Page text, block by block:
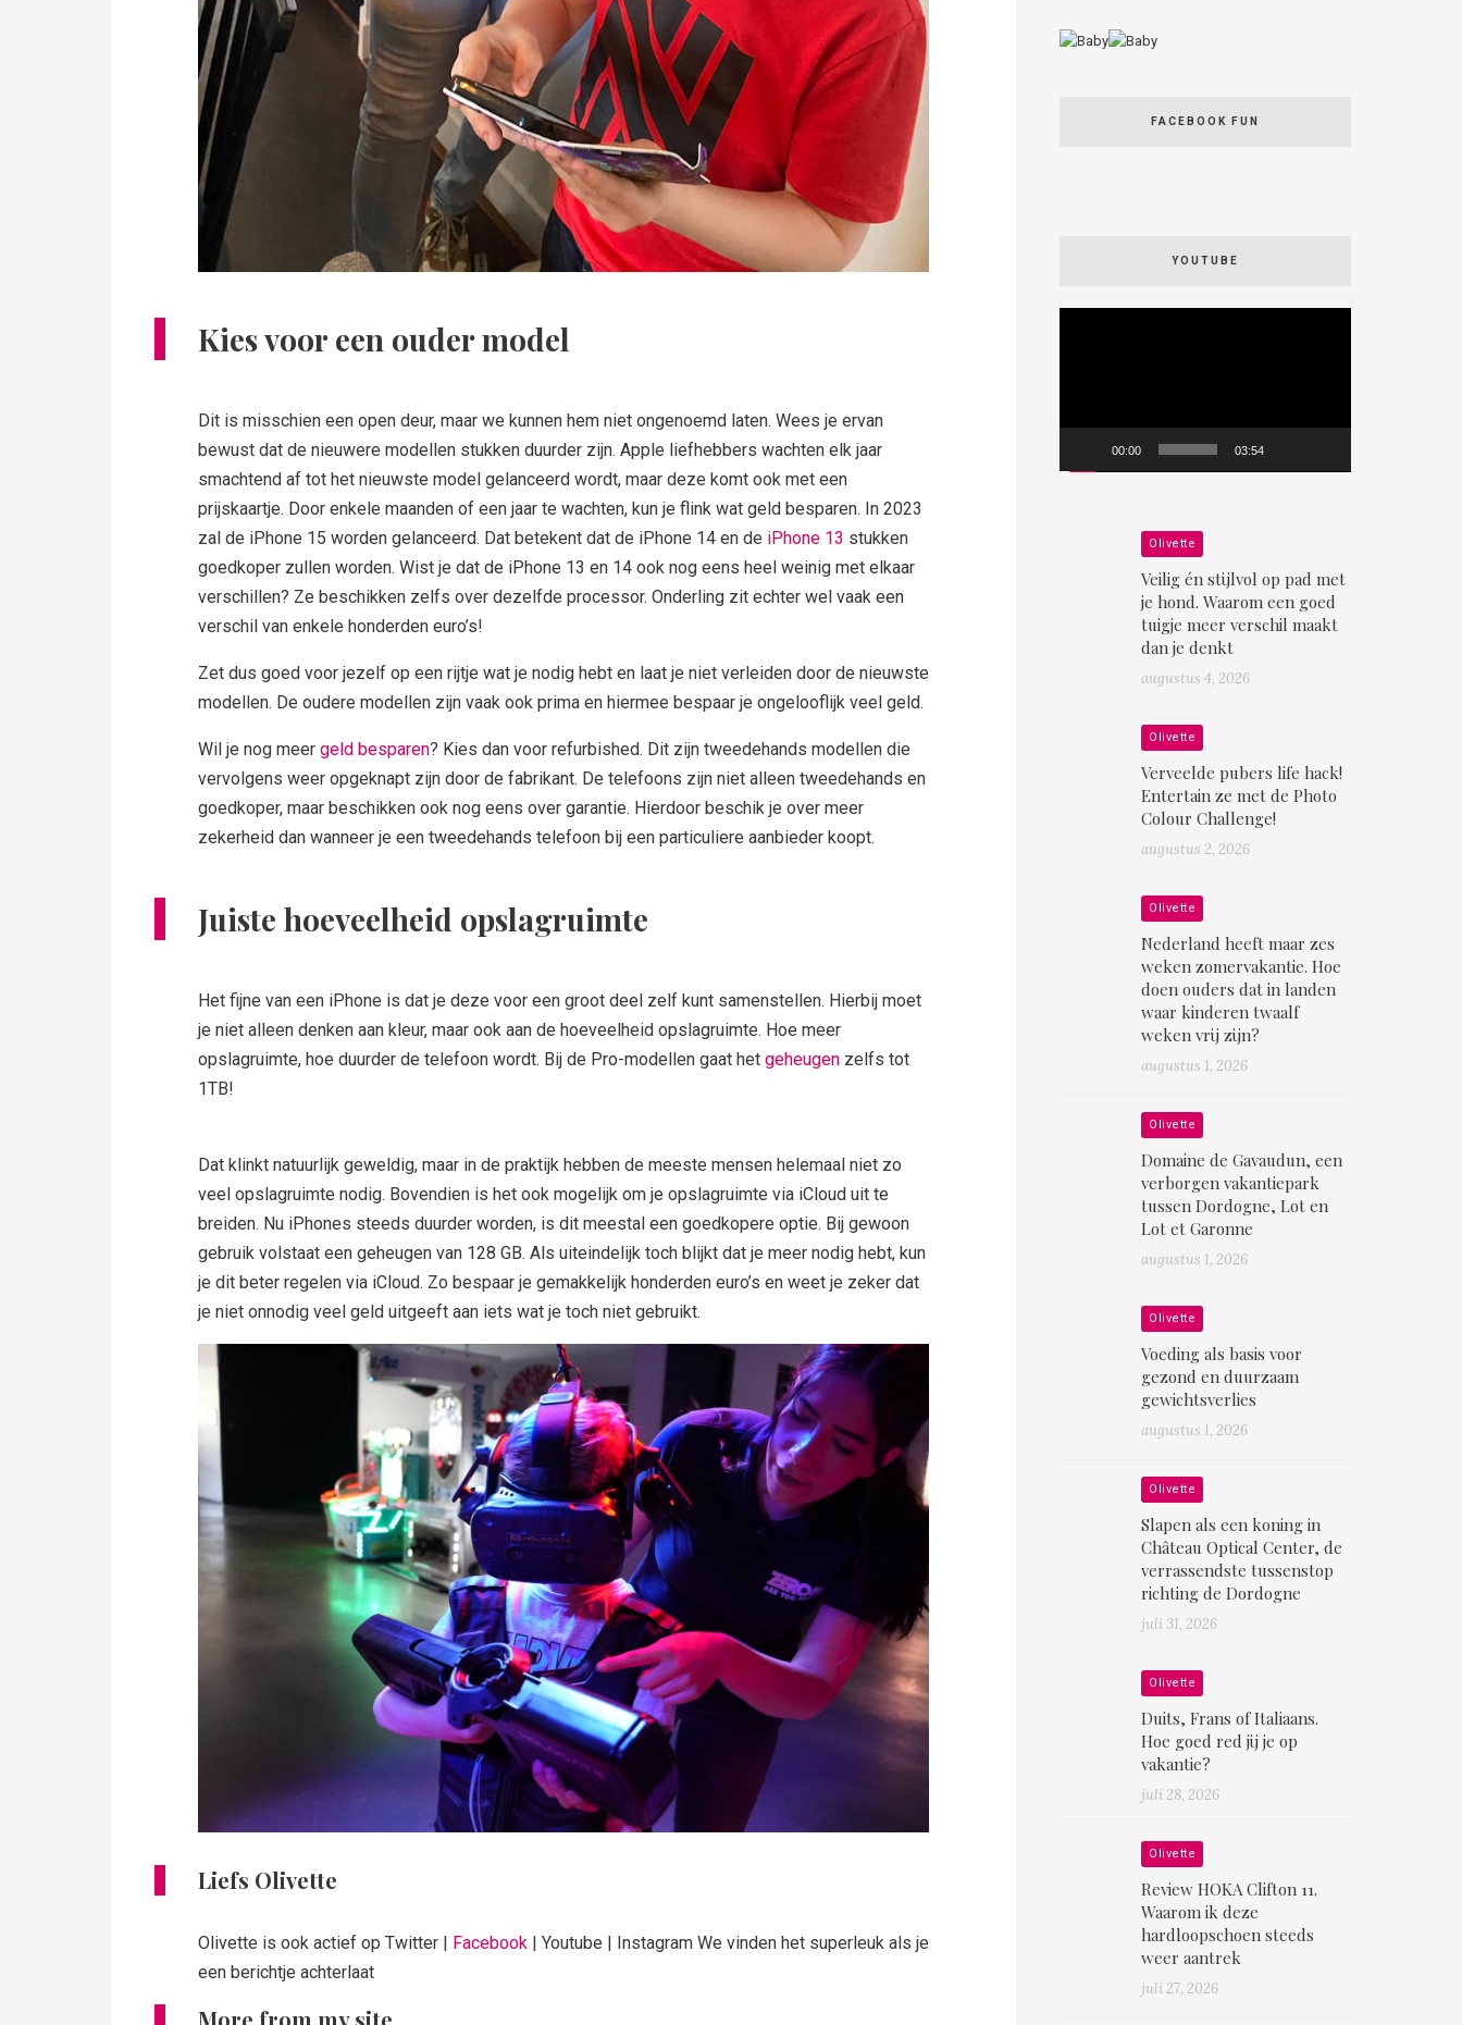
Kies voor een ouder model
Dit is misschien een open deur, maar we kunnen hem niet ongenoemd laten. Wees je ervan
bewust dat de nieuwere modellen stukken duurder zijn. Apple liefhebbers wachten elk jaar
smachtend af tot het nieuwste model gelanceerd wordt, maar deze komt ook met een
prijskaartje. Door enkele maanden of een jaar te wachten, kun je flink wat geld besparen. In 2023
zal de iPhone 15 worden gelanceerd. Dat betekent dat de iPhone 14 en de iPhone 13 stukken
goedkoper zullen worden. Wist je dat de iPhone 13 en 14 ook nog eens heel weinig met elkaar
verschillen? Ze beschikken zelfs over dezelfde processor. Onderling zit echter wel vaak een
verschil van enkele honderden euro’s!
Zet dus goed voor jezelf op een rijtje wat je nodig hebt en laat je niet verleiden door de nieuwste
modellen. De oudere modellen zijn vaak ook prima en hiermee bespaar je ongelooflijk veel geld.
Wil je nog meer geld besparen? Kies dan voor refurbished. Dit zijn tweedehands modellen die
vervolgens weer opgeknapt zijn door de fabrikant. De telefoons zijn niet alleen tweedehands en
goedkoper, maar beschikken ook nog eens over garantie. Hierdoor beschik je over meer
zekerheid dan wanneer je een tweedehands telefoon bij een particuliere aanbieder koopt.
Juiste hoeveelheid opslagruimte
Het fijne van een iPhone is dat je deze voor een groot deel zelf kunt samenstellen. Hierbij moet
je niet alleen denken aan kleur, maar ook aan de hoeveelheid opslagruimte. Hoe meer
opslagruimte, hoe duurder de telefoon wordt. Bij de Pro-modellen gaat het geheugen zelfs tot
1TB!
Dat klinkt natuurlijk geweldig, maar in de praktijk hebben de meeste mensen helemaal niet zo
veel opslagruimte nodig. Bovendien is het ook mogelijk om je opslagruimte via iCloud uit te
breiden. Nu iPhones steeds duurder worden, is dit meestal een goedkopere optie. Bij gewoon
gebruik volstaat een geheugen van 128 GB. Als uiteindelijk toch blijkt dat je meer nodig hebt, kun
je dit beter regelen via iCloud. Zo bespaar je gemakkelijk honderden euro’s en weet je zeker dat
je niet onnodig veel geld uitgeeft aan iets wat je toch niet gebruikt.
Liefs Olivette
Olivette is ook actief op Twitter | Facebook | Youtube | Instagram We vinden het superleuk als je
een berichtje achterlaat
More from my site
FACEBOOK FUN
YOUTUBE
00:00 03:54
Olivette
Veilig én stijlvol op pad met
je hond. Waarom een goed
tuigje meer verschil maakt
dan je denkt
augustus 4, 2026
Olivette
Verveelde pubers life hack!
Entertain ze met de Photo
Colour Challenge!
augustus 2, 2026
Olivette
Nederland heeft maar zes
weken zomervakantie. Hoe
doen ouders dat in landen
waar kinderen twaalf
weken vrij zijn?
augustus 1, 2026
Olivette
Domaine de Gavaudun, een
verborgen vakantiepark
tussen Dordogne, Lot en
Lot et Garonne
augustus 1, 2026
Olivette
Voeding als basis voor
gezond en duurzaam
gewichtsverlies
augustus 1, 2026
Olivette
Slapen als een koning in
Château Optical Center, de
verrassendste tussenstop
richting de Dordogne
juli 31, 2026
Olivette
Duits, Frans of Italiaans.
Hoe goed red jij je op
vakantie?
juli 28, 2026
Olivette
Review HOKA Clifton 11.
Waarom ik deze
hardloopschoen steeds
weer aantrek
juli 27, 2026